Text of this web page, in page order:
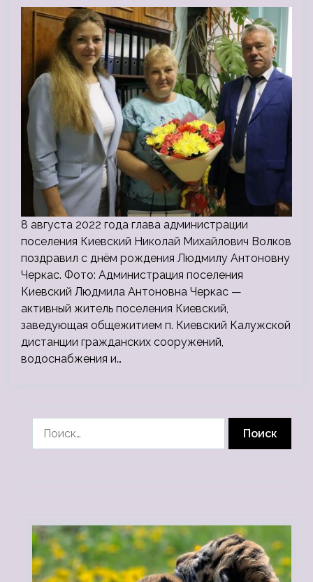
8 августа 2022 года глава администрации
поселения Киевский Николай Михайлович Волков
поздравил с днём рождения Людмилу Антоновну
Черкас. Фото: Администрация поселения
Киевский Людмила Антоновна Черкас —
активный житель поселения Киевский,
заведующая общежитием п. Киевский Калужской
дистанции гражданских сооружений,
водоснабжения и…